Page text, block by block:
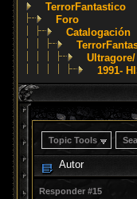
TerrorFantastico
Foro
Catalogación
1991-
Topic Tools
Autor
Responder #15